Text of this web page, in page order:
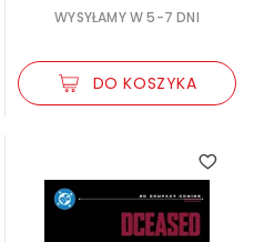
WYSYŁAMY W 5-7 DNI
DO KOSZYKA